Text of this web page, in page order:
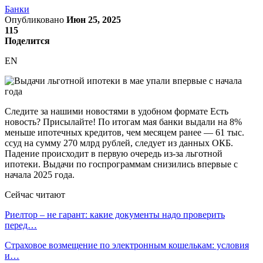
Банки
Опубликовано Июн 25, 2025
115
Поделится
EN
Следите за нашими новостями в удобном формате Есть
новость? Присылайте! По итогам мая банки выдали на 8%
меньше ипотечных кредитов, чем месяцем ранее — 61 тыс.
ссуд на сумму 270 млрд рублей, следует из данных ОКБ.
Падение происходит в первую очередь из-за льготной
ипотеки. Выдачи по госпрограммам снизились впервые с
начала 2025 года.
Сейчас читают
Риелтор – не гарант: какие документы надо проверить
перед…
Страховое возмещение по электронным кошелькам: условия
и…